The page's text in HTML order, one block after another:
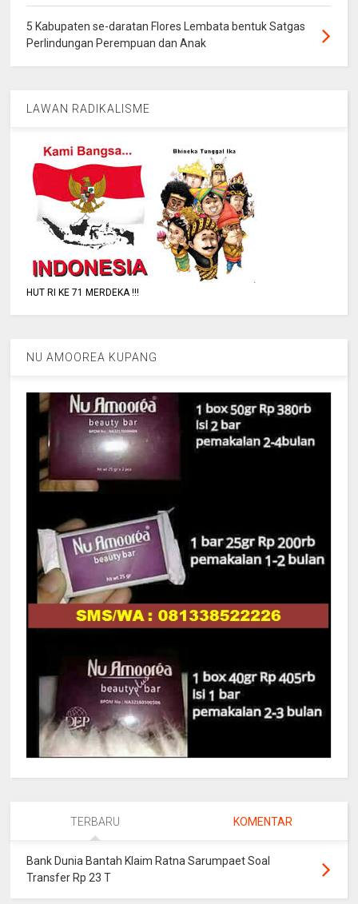
5 Kabupaten se-daratan Flores Lembata bentuk Satgas
Perlindungan Perempuan dan Anak
LAWAN RADIKALISME
HUT RI KE 71 MERDEKA !!!
NU AMOOREA KUPANG
TERBARU KOMENTAR
Bank Dunia Bantah Klaim Ratna Sarumpaet Soal
Transfer Rp 23 T